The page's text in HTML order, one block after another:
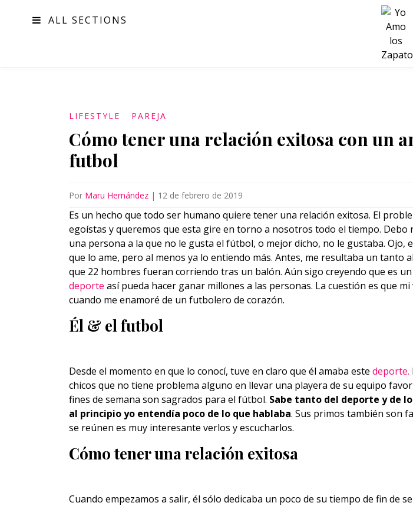
ALL SECTIONS
LIFESTYLE PAREJA
Cómo tener una relación exitosa con un
futbol
Por Maru Hernández | 12 de febrero de 2019
Es un hecho que todo ser humano quiere tener una relación exitosa. El
egoístas y queremos que esta gire en torno a nosotros todo el tiempo. Debo
una persona a la que no le gusta el fútbol, o mejor dicho, no le gustaba. Ojo,
que lo ame, pero al menos ya lo entiendo más. Antes, me resultaba un tanto
que 22 hombres fueran corriendo tras un balón. Aún sigo creyendo que es
deporte así pueda hacer ganar millones a las personas. La cuestión es que
cuando me enamoré de un futbolero de corazón.
Él & el futbol
Desde el momento en que lo conocí, tuve en claro que él amaba este deporte.
chicos que no tiene problema alguno en llevar una playera de su equipo
fines de semana son sagrados para el fútbol. Sabe tanto del deporte y de
al principio yo entendía poco de lo que hablaba. Sus primos también son
se reúnen es muy interesante verlos y escucharlos.
Cómo tener una relación exitosa
Cuando empezamos a salir, él sólo dedicaba un poco de su tiempo de fin de